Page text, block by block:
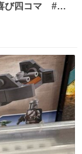
び四コマ #四
タグ